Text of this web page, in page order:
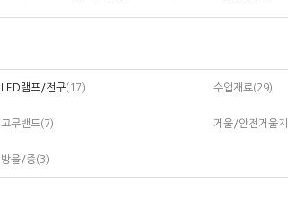
LED램프/전구(17) 수업재료(29)
고무밴드(7) 거울/안전거울지
방울/종(3)